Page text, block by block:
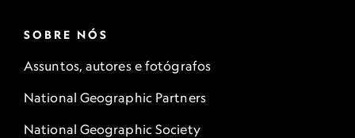
SOBRE NÓS
Assuntos, autores e fotógrafos
National Geographic Partners
National Geographic Society